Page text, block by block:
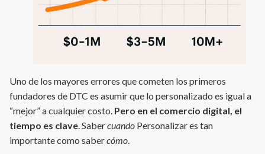
Uno de los mayores errores que cometen los primeros
fundadores de DTC es asumir que lo personalizado es igual a
“mejor” a cualquier costo. Pero en el comercio digital, el
tiempo es clave. Sabercuando Personalizar es tan
importante como sabercómo.